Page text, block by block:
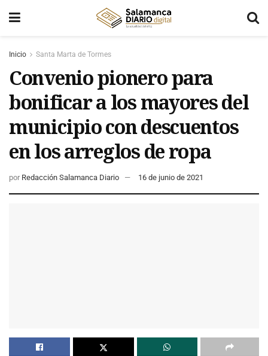
Inicio Santa Marta de Tormes
Convenio pionero para
bonificar a los mayores del
municipio con descuentos
en los arreglos de ropa
por Redacción Salamanca Diario 16 de junio de 2021